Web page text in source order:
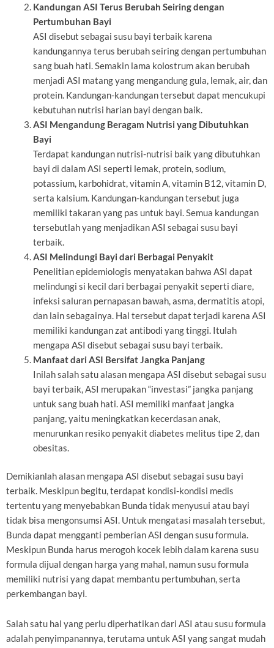
Kandungan ASI Terus Berubah Seiring dengan
Pertumbuhan Bayi
ASI disebut sebagai susu bayi terbaik karena
kandungannya terus berubah seiring dengan pertumbuhan
sang buah hati. Semakin lama kolostrum akan berubah
menjadi ASI matang yang mengandung gula, lemak, air, dan
protein. Kandungan-kandungan tersebut dapat mencukupi
kebutuhan nutrisi harian bayi dengan baik.
ASI Mengandung Beragam Nutrisi yang Dibutuhkan
Bayi
Terdapat kandungan nutrisi-nutrisi baik yang dibutuhkan
bayi di dalam ASI seperti lemak, protein, sodium,
potassium, karbohidrat, vitamin A, vitamin B12, vitamin D,
serta kalsium. Kandungan-kandungan tersebut juga
memiliki takaran yang pas untuk bayi. Semua kandungan
tersebutlah yang menjadikan ASI sebagai susu bayi
terbaik.
ASI Melindungi Bayi dari Berbagai Penyakit
Penelitian epidemiologis menyatakan bahwa ASI dapat
melindungi si kecil dari berbagai penyakit seperti diare,
infeksi saluran pernapasan bawah, asma, dermatitis atopi,
dan lain sebagainya. Hal tersebut dapat terjadi karena ASI
memiliki kandungan zat antibodi yang tinggi. Itulah
mengapa ASI disebut sebagai susu bayi terbaik.
Manfaat dari ASI Bersifat Jangka Panjang
Inilah salah satu alasan mengapa ASI disebut sebagai susu
bayi terbaik, ASI merupakan “investasi” jangka panjang
untuk sang buah hati. ASI memiliki manfaat jangka
panjang, yaitu meningkatkan kecerdasan anak,
menurunkan resiko penyakit diabetes melitus tipe 2, dan
obesitas.
Demikianlah alasan mengapa ASI disebut sebagai susu bayi
terbaik. Meskipun begitu, terdapat kondisi-kondisi medis
tertentu yang menyebabkan Bunda tidak menyusui atau bayi
tidak bisa mengonsumsi ASI. Untuk mengatasi masalah tersebut,
Bunda dapat mengganti pemberian ASI dengan susu formula.
Meskipun Bunda harus merogoh kocek lebih dalam karena susu
formula dijual dengan harga yang mahal, namun susu formula
memiliki nutrisi yang dapat membantu pertumbuhan, serta
perkembangan bayi.
Salah satu hal yang perlu diperhatikan dari ASI atau susu formula
adalah penyimpanannya, terutama untuk ASI yang sangat mudah